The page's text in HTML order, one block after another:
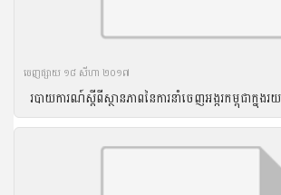
ចេញ​ផ្សាយ​ ១៨ សីហា ២០១៧
របាយ​ការណ៍​ស្តីពី​ស្ថានភាព​នៃ​ការ​នាំ​ចេញ​អង្ករ​កម្ពុជា​ក្នុង​